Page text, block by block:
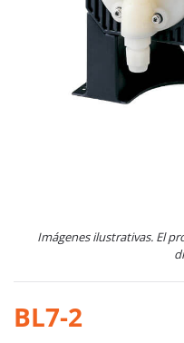
Imágenes ilustrativas. El
BL7-2